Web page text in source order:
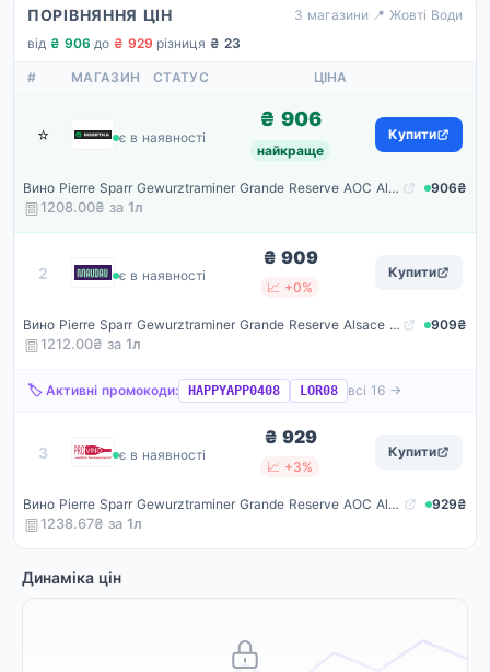
ПОРІВНЯННЯ ЦІН 3 магазини· 📍 Жовті Води
від ₴ 906·до ₴ 929·різниця ₴ 23
# МАГАЗИН СТАТУС ЦІНА
⭐ Rozetka
є в наявності
₴ 906
найкраще
Купити
Вино Pierre Sparr Gewurztraminer Grande Reserve AOC Alsace біле напівсухе 0.75 л 11-14.5% (3263530001078)
906₴
1208.00₴ за 1л
2 Maudau
є в наявності
₴ 909
📈 +0%
Купити
Вино Pierre Sparr Gewurztraminer Grande Reserve Alsace AOC, біле, напівсухе, 11-14,5%, 0,75 л
909₴
1212.00₴ за 1л
🏷️ Активні промокоди: HAPPYAPP0408 LOR08 всі 16 →
3 ProVino
є в наявності
₴ 929
📈 +3%
Купити
Вино Pierre Sparr Gewurztraminer Grande Reserve AOC Alsace біле напівсухе 0.75 л 11-14.5%
929₴
1238.67₴ за 1л
Динаміка цін